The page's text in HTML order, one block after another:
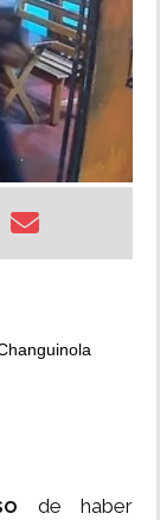
de haber